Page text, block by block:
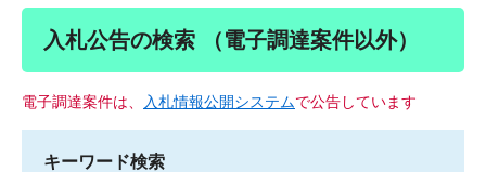
入札公告の検索 （電子調達案件以外）
電子調達案件は、 入札情報公開システムで公告しています
キーワード検索